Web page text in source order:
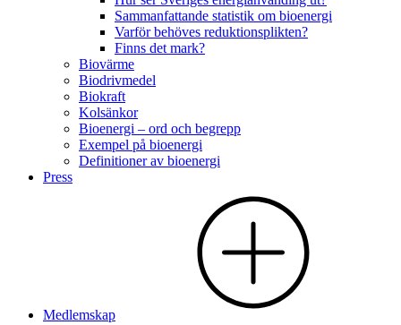
Sammanfattande statistik om bioenergi
Varför behöves reduktionsplikten?
Finns det mark?
Biovärme
Biodrivmedel
Biokraft
Kolsänkor
Bioenergi – ord och begrepp
Exempel på bioenergi
Definitioner av bioenergi
Press
Medlemskap